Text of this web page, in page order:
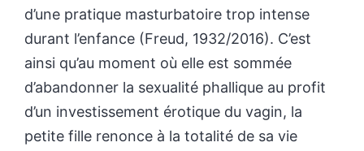
d’une pratique masturbatoire trop intense
durant l’enfance (Freud, 1932/2016). C’est
ainsi qu’au moment où elle est sommée
d’abandonner la sexualité phallique au profit
d’un investissement érotique du vagin, la
petite fille renonce à la totalité de sa vie